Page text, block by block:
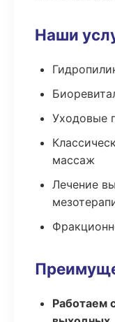
Наши
Уходовые
массаж
Лечение
Работаем